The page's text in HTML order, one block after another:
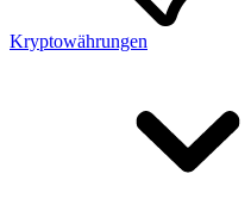
Kryptowährungen